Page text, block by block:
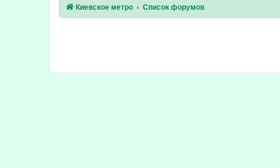
Киевское метро Список форумов